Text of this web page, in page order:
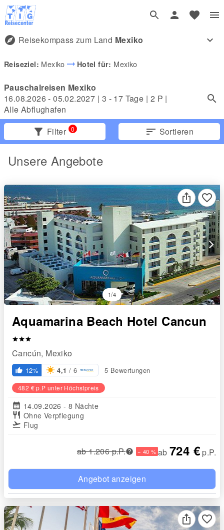
explore Reisekompass zum Land Mexiko expand_more
Reiseziel: Mexiko arrow_right_alt Hotel für: Mexiko
Pauschalreisen Mexiko
16.08.2026 - 05.02.2027 | 3 - 17 Tage | 2 P |
Alle Abflughafen
filter_alt Filter 0 sort Sortieren
Unsere Angebote
arrow_forward_ios
1/4
favorite_border
Aquamarina Beach Hotel Cancun
starstarstar
Cancún, Mexiko
thumb_up_alt 12% 4,1 / 6 5 Bewertungen
482 € p.P unter Höchstpreis
calendar_month 14.09.2026 - 8 Nächte
restaurant Ohne Verpflegung
flight_takeoff Flug
ab 1.206 p.P. − 40 % ab 724 € p.P.
Angebot anzeigen
favorite_border